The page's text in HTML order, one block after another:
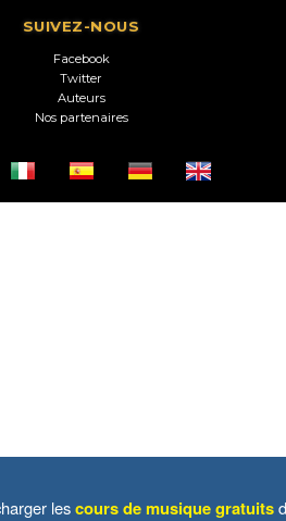
SUIVEZ-NOUS
Facebook
Twitter
Auteurs
Nos partenaires
lescours de musique gratuits